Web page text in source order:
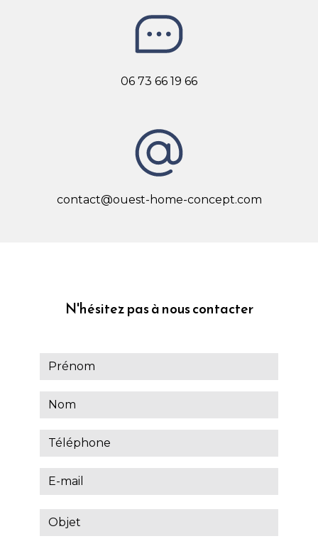
06 73 66 19 66
contact@ouest-home-concept.com
N'hésitez pas à nous contacter